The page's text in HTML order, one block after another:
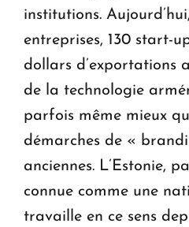
institutions.
entreprises, 130 start-
dollars d’exportations
de la technologie
parfois même mieux
démarches de «
anciennes. L’Estonie,
connue comme une
travaille en ce sens